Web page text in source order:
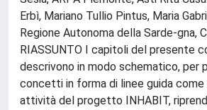
Erbì, Mariano Tullio Pintus, Maria
Regione Autonoma della Sarde-gna,
RIASSUNTO I capitoli del presente
descrivono in modo schematico, per
concetti in forma di linee guida come
attività del progetto INHABIT,